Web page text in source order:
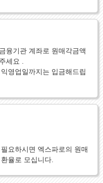
융기관 계좌로 원매각금액
세요 .
영업일까지는 입금해드립
요하시면 엑스파로의 원매
율로 모십니다.